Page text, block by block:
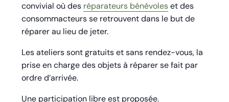
convivial où des réparateurs bénévoleset des
consommacteurs se retrouvent dans le but de
réparer au lieu de jeter.
Les ateliers sont gratuits et sans rendez-vous, la
prise en charge des objets à réparer se fait par
ordre d’arrivée.
Une participation libre est proposée.